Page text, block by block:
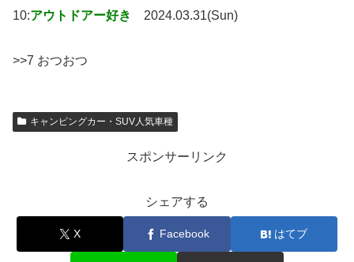
10:アウトドアー好き 2024.03.31(Sun)
>>7 おつおつ
キャンピングカー・SUV人気車種
スポンサーリンク
シェアする
X Facebook はてブ